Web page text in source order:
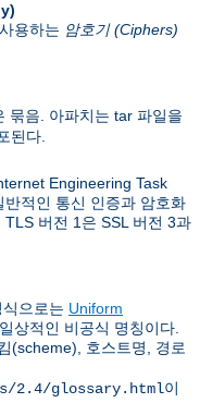
용하는 암호기 (Ciphers)
묶음. 아파치는 tar 파일을
된다.
Engineering Task
적인 통신 인증과 암호화
버전 1은 SSL 버전 3과
으로는 Uniform
상적인 비공식 명칭이다.
(scheme), 호스트명, 경로
2.4/glossary.html이